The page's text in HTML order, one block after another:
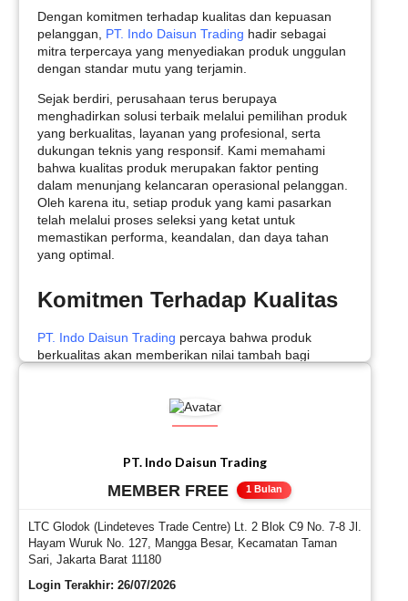
Dengan komitmen terhadap kualitas dan kepuasan
pelanggan, PT. Indo Daisun Trading hadir sebagai
mitra terpercaya yang menyediakan produk unggulan
dengan standar mutu yang terjamin.
Sejak berdiri, perusahaan terus berupaya
menghadirkan solusi terbaik melalui pemilihan produk
yang berkualitas, layanan yang profesional, serta
dukungan teknis yang responsif. Kami memahami
bahwa kualitas produk merupakan faktor penting
dalam menunjang kelancaran operasional pelanggan.
Oleh karena itu, setiap produk yang kami pasarkan
telah melalui proses seleksi yang ketat untuk
memastikan performa, keandalan, dan daya tahan
yang optimal.
Komitmen Terhadap Kualitas
PT. Indo Daisun Trading percaya bahwa produk
berkualitas akan memberikan nilai tambah bagi
Ketersediaan produk yang stabil
Pelayanan yang cepat dan profesional
✔Pengiriman tepat waktu
Visi
PT. Indo Daisun Trading
MEMBER FREE 1 Bulan
LTC Glodok (Lindeteves Trade Centre) Lt. 2 Blok C9 No. 7-8 Jl.
Hayam Wuruk No. 127, Mangga Besar, Kecamatan Taman
Sari, Jakarta Barat 11180
Login Terakhir: 26/07/2026